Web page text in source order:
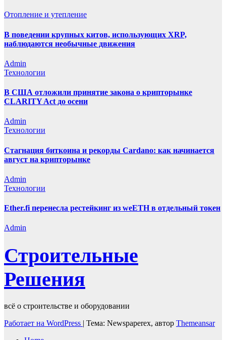
Отопление и утепление
В поведении крупных китов, использующих XRP,
наблюдаются необычные движения
Admin
Технологии
В США отложили принятие закона о крипторынке
CLARITY Act до осени
Admin
Технологии
Стагнация биткоина и рекорды Cardano: как начинается
август на крипторынке
Admin
Технологии
Ether.fi перенесла рестейкинг из weETH в отдельный токен
Admin
Строительные
Решения
всё о строительстве и оборудовании
Работает на WordPress | Тема: Newspaperex, автор Themeansar